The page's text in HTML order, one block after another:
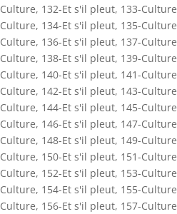
Culture, 132-Et s'il pleut, 133-Culture
Culture, 134-Et s'il pleut, 135-Culture
Culture, 136-Et s'il pleut, 137-Culture
Culture, 138-Et s'il pleut, 139-Culture
Culture, 140-Et s'il pleut, 141-Culture
Culture, 142-Et s'il pleut, 143-Culture
Culture, 144-Et s'il pleut, 145-Culture
Culture, 146-Et s'il pleut, 147-Culture
Culture, 148-Et s'il pleut, 149-Culture
Culture, 150-Et s'il pleut, 151-Culture
Culture, 152-Et s'il pleut, 153-Culture
Culture, 154-Et s'il pleut, 155-Culture
Culture, 156-Et s'il pleut, 157-Culture